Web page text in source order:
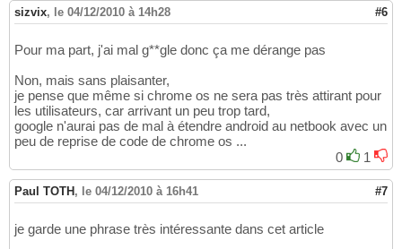
sizvix, le 04/12/2010 à 14h28 #6
Pour ma part, j'ai mal g**gle donc ça me dérange pas
Non, mais sans plaisanter,
je pense que même si chrome os ne sera pas très attirant pour
les utilisateurs, car arrivant un peu trop tard,
google n'aurai pas de mal à étendre android au netbook avec un
peu de reprise de code de chrome os ...
0
1
Paul TOTH , le 04/12/2010 à 16h41 #7
je garde une phrase très intéressante dans cet article